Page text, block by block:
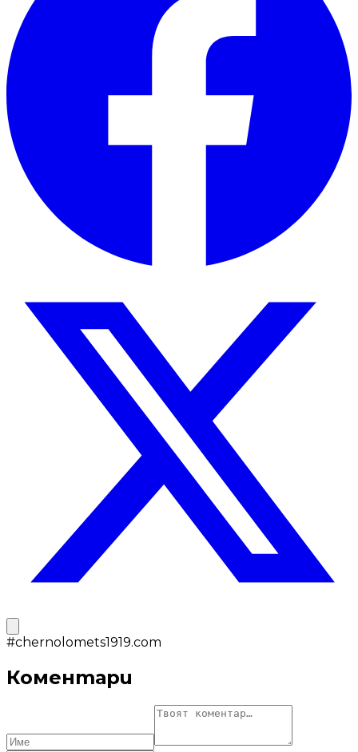
#chernolomets1919.com
Коментари